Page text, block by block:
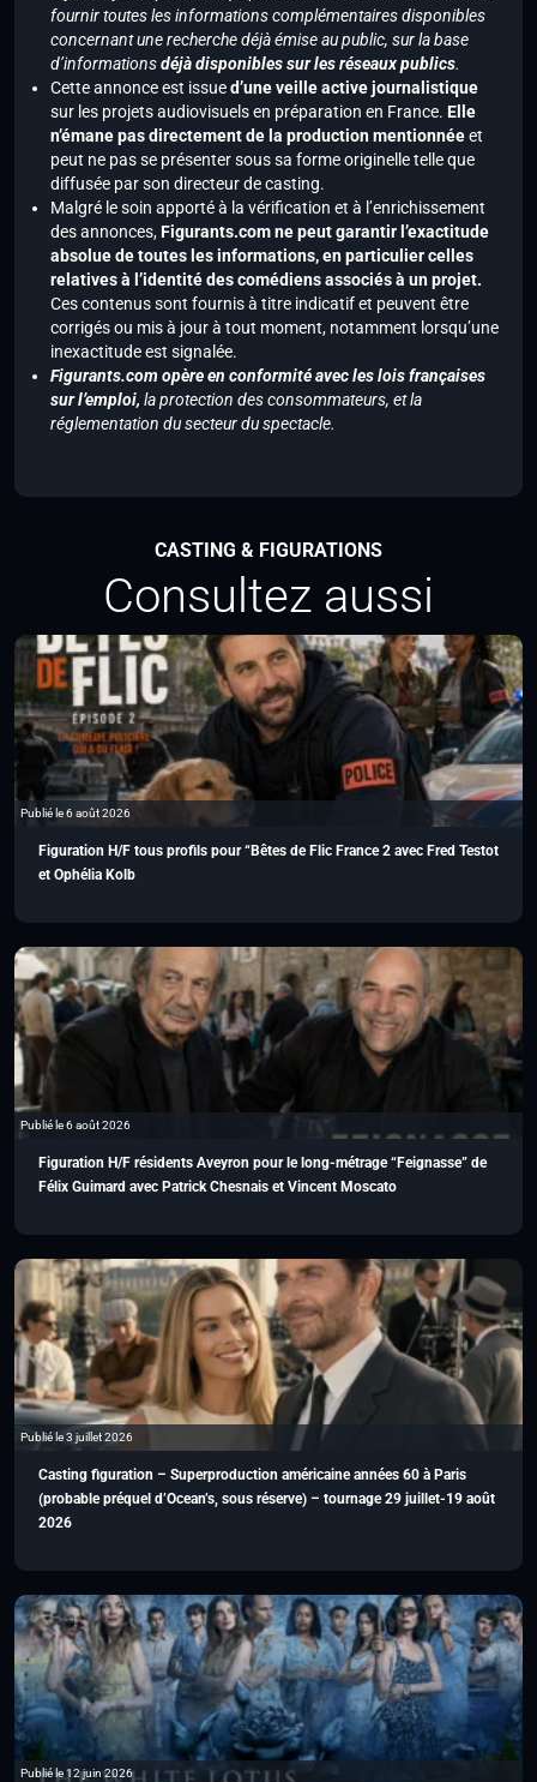
fournir toutes les informations complémentaires disponibles
concernant une recherche déjà émise au public, sur la base
d’informationsdéjà disponibles sur les réseaux publics.
Cette annonce est issued’une veille active journalistique
sur les projets audiovisuels en préparation en France. Elle
n’émane pas directement de la production mentionnéeet
peut ne pas se présenter sous sa forme originelle telle que
diffusée par son directeur de casting.
Malgré le soin apporté à la vérification et à l’enrichissement
des annonces,Figurants.com ne peut garantir l’exactitude
absolue de toutes les informations, en particulier celles
relatives à l’identité des comédiens associés à un projet.
Ces contenus sont fournis à titre indicatif et peuvent être
corrigés ou mis à jour à tout moment, notamment lorsqu’une
inexactitude est signalée.
Figurants.com opère en conformité avec les lois françaises
sur l’emploi, la protection des consommateurs, et la
réglementation du secteur du spectacle.
CASTING & FIGURATIONS
Consultez aussi
Publié le 6 août 2026
Figuration H/F tous profils pour “Bêtes de Flic France 2 avec Fred Testot
et Ophélia Kolb
Publié le 6 août 2026
Figuration H/F résidents Aveyron pour le long-métrage “Feignasse” de
Félix Guimard avec Patrick Chesnais et Vincent Moscato
Publié le 3 juillet 2026
Casting figuration – Superproduction américaine années 60 à Paris
(probable préquel d’Ocean’s, sous réserve) – tournage 29 juillet-19 août
2026
Publié le 12 juin 2026